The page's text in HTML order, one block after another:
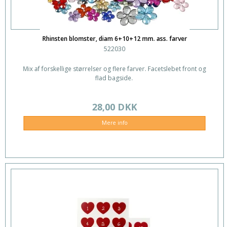
Rhinsten blomster, diam 6+10+12 mm. ass. farver
522030
Mix af forskellige størrelser og flere farver. Facetslebet front og
flad bagside.
28,00 DKK
Mere info